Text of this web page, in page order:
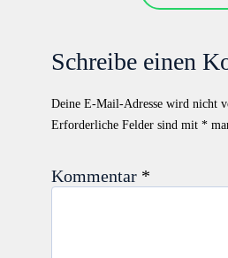
Schreibe einen
Deine E-Mail-Adresse wird nicht
Erforderliche Felder sind mit *
Kommentar *